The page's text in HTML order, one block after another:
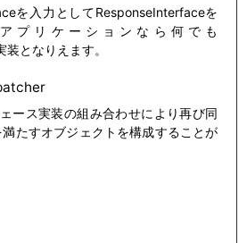
を入力としてResponseInterfaceを
プリケーションなら何でも
となりえます。
ース実装の組み合わせにより再び同
たすオブジェクトを構成することが